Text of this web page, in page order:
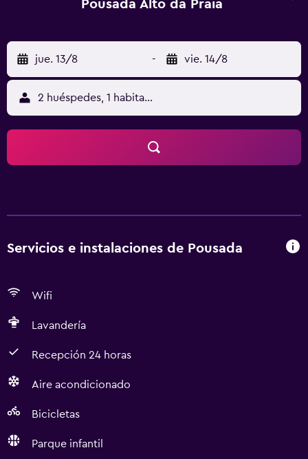
Pousada Alto da Praia
jue. 13/8 - vie. 14/8
2 huéspedes, 1 habitación
Servicios e instalaciones de Pousada
Wifi
Lavandería
Recepción 24 horas
Aire acondicionado
Bicicletas
Parque infantil